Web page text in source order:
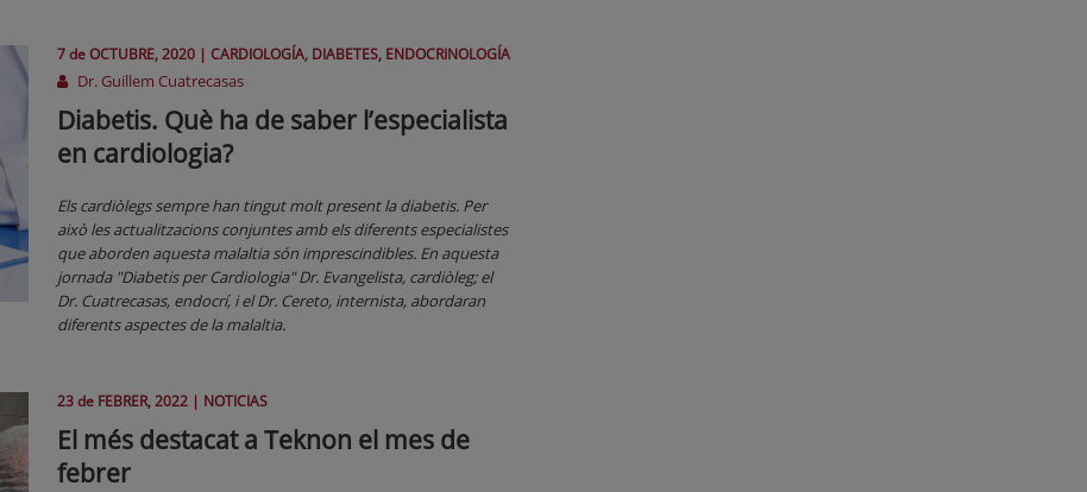
7 deOCTUBRE, 2020 | CARDIOLOGÍA, DIABETES, ENDOCRINOLOGÍA
Dr. Guillem Cuatrecasas
Diabetis. Què ha de saber l’especialista
en cardiologia?
Els cardiòlegs sempre han tingut molt present la diabetis. Per
això les actualitzacions conjuntes amb els diferents especialistes
que aborden aquesta malaltia són imprescindibles. En aquesta
jornada "Diabetis per Cardiologia" Dr. Evangelista, cardiòleg; el
Dr. Cuatrecasas, endocrí, i el Dr. Cereto, internista, abordaran
diferents aspectes de la malaltia.
23 de FEBRER, 2022 | NOTICIAS
El més destacat a Teknon el mes de
febrer